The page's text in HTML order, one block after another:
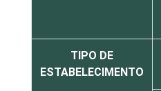
TIPO DE
ESTABELECIMENTO